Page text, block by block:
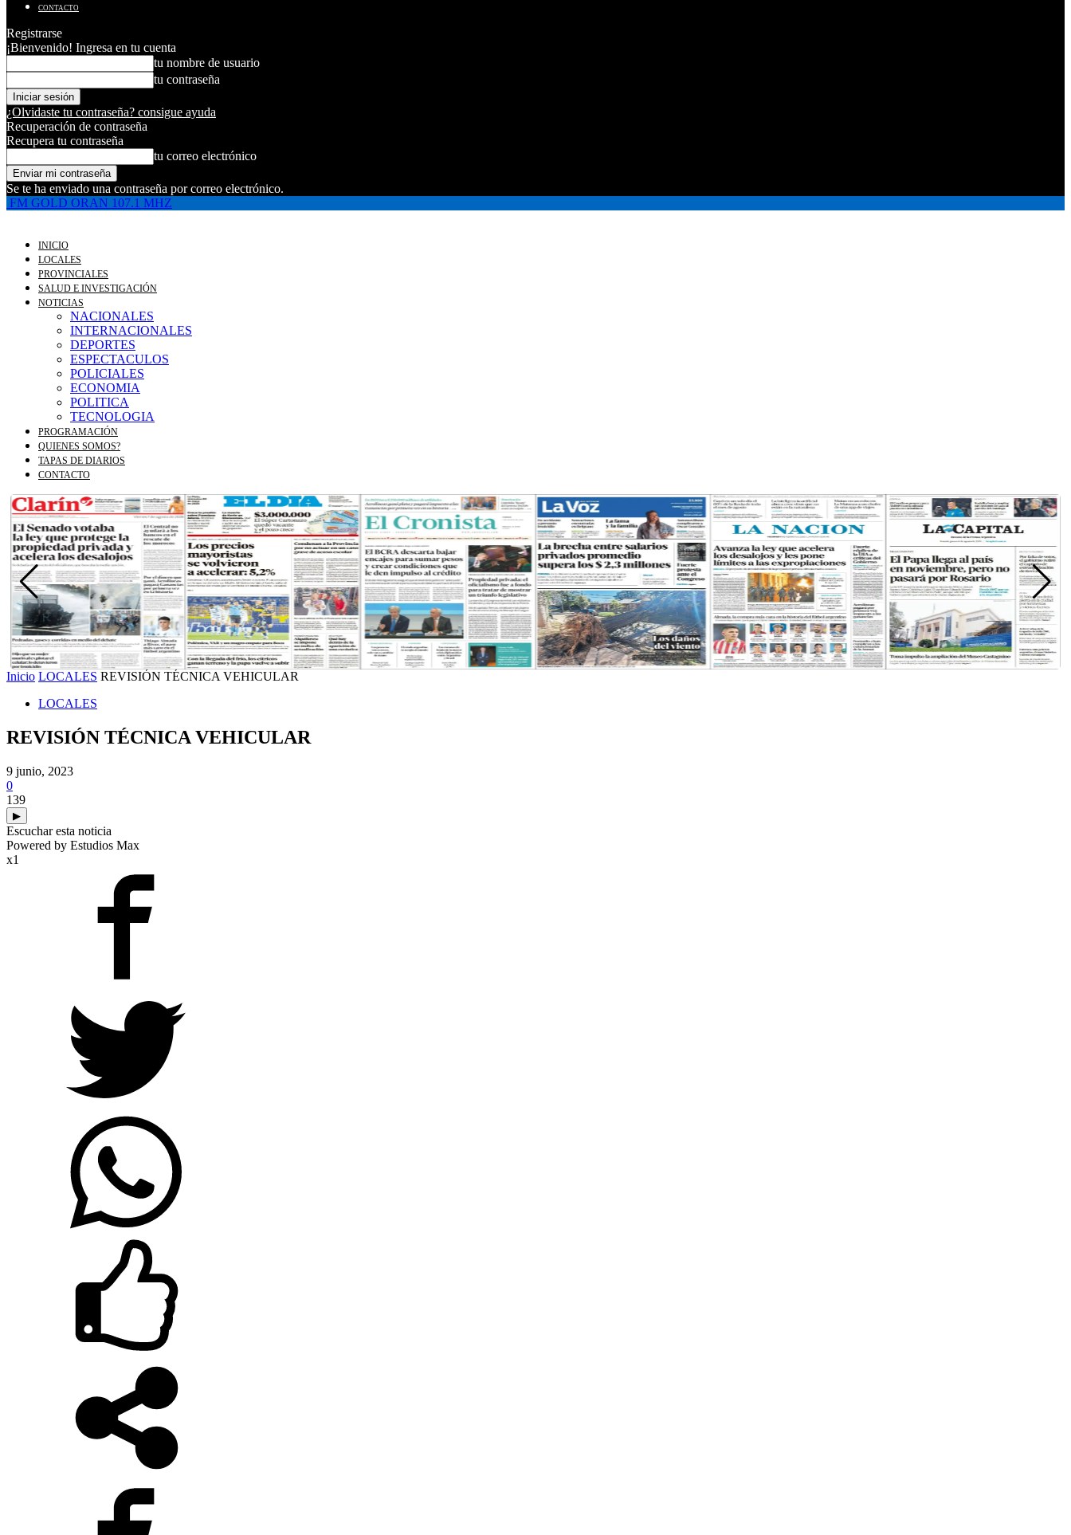
CONTACTO
Registrarse
¡Bienvenido! Ingresa en tu cuenta
tu nombre de usuario
tu contraseña
¿Olvidaste tu contraseña? consigue ayuda
Recuperación de contraseña
Recupera tu contraseña
tu correo electrónico
Se te ha enviado una contraseña por correo electrónico.
FM GOLD ORAN 107.1 MHZ
INICIO
LOCALES
PROVINCIALES
SALUD E INVESTIGACIÓN
NOTICIAS
NACIONALES
INTERNACIONALES
DEPORTES
ESPECTACULOS
POLICIALES
ECONOMIA
POLITICA
TECNOLOGIA
PROGRAMACIÓN
QUIENES SOMOS?
TAPAS DE DIARIOS
CONTACTO
Inicio LOCALES REVISIÓN TÉCNICA VEHICULAR
LOCALES
REVISIÓN TÉCNICA VEHICULAR
9 junio, 2023
0
139
▶
Escuchar esta noticia
Powered by Estudios Max
x1